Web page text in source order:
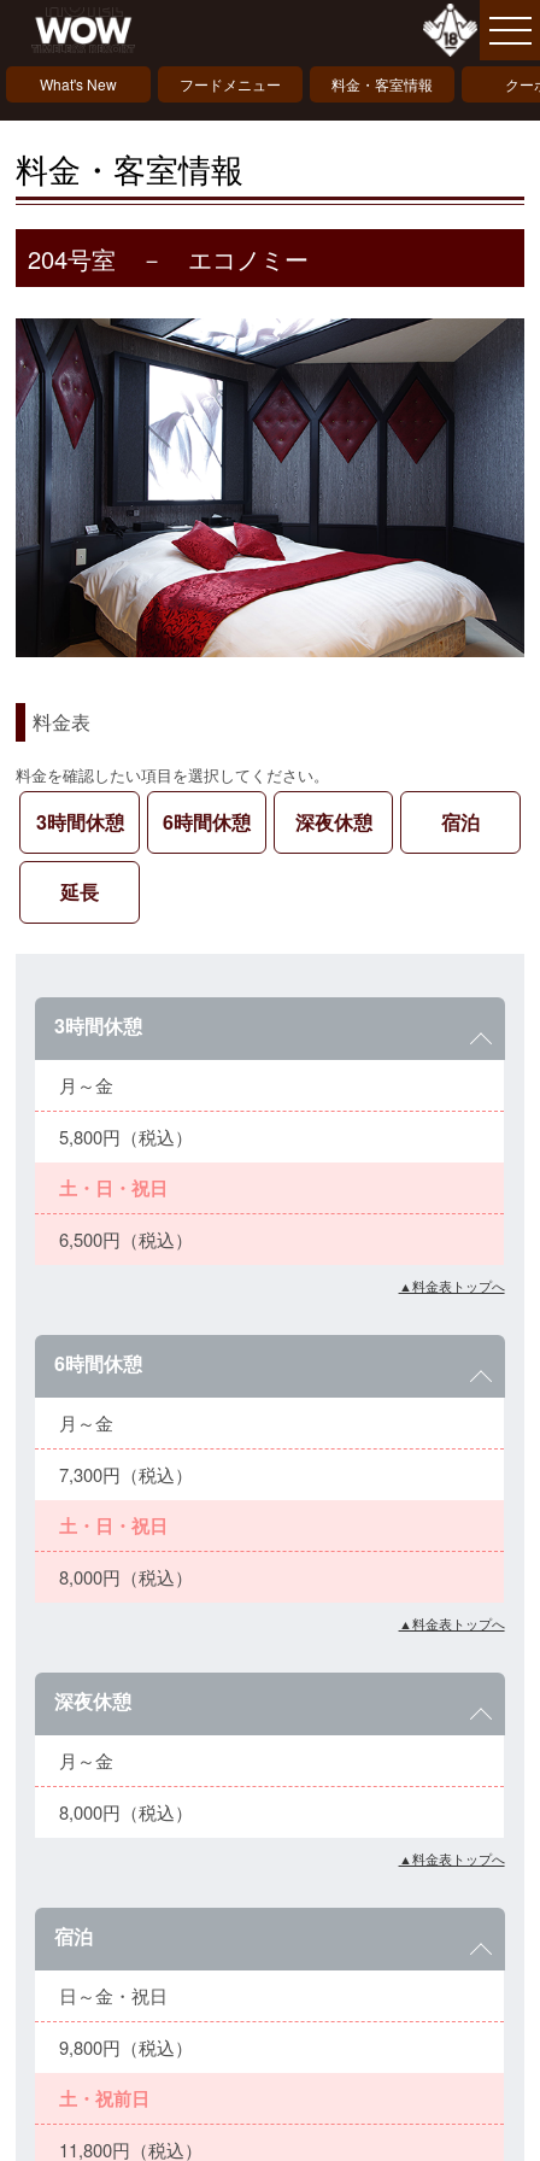
What's New フードメニュー 料金・客室情報 クー
料金・客室情報
204号室 － エコノミー
料金表
料金を確認したい項目を選択してください。
3時間休憩 6時間休憩 深夜休憩 宿泊
延長
3時間休憩
月～金
5,800円（税込）
土・日・祝日
6,500円（税込）
▲料金表トップへ
6時間休憩
月～金
7,300円（税込）
土・日・祝日
8,000円（税込）
▲料金表トップへ
深夜休憩
月～金
8,000円（税込）
▲料金表トップへ
宿泊
日～金・祝日
9,800円（税込）
土・祝前日
11,800円（税込）